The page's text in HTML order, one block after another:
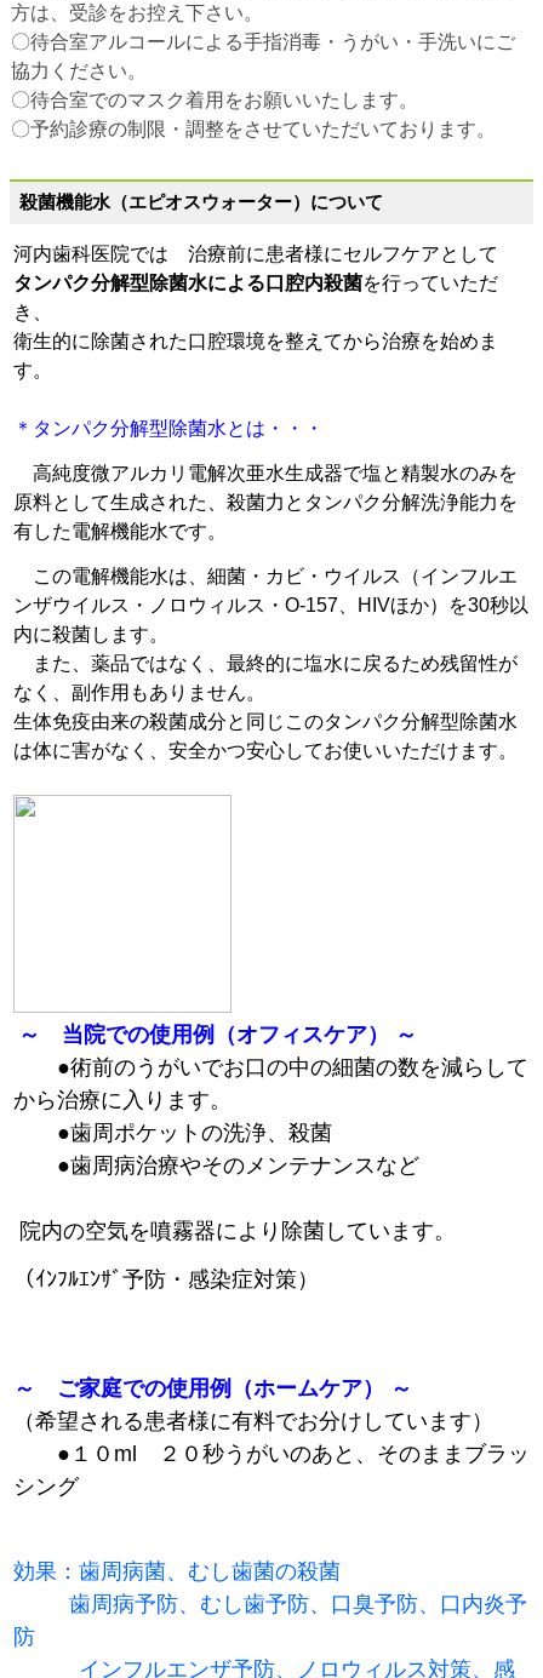
方は、受診をお控え下さい。
〇待合室アルコールによる手指消毒・うがい・手洗いにご
協力ください。
〇待合室でのマスク着用をお願いいたします。
〇予約診療の制限・調整をさせていただいております。
殺菌機能水（エピオスウォーター）について
河内歯科医院では 治療前に患者様にセルフケアとして
タンパク分解型除菌水による口腔内殺菌を行っていただ
き、
衛生的に除菌された口腔環境を整えてから治療を始めま
す。
＊タンパク分解型除菌水とは・・・
高純度微アルカリ電解次亜水生成器で塩と精製水のみを
原料として生成された、殺菌力とタンパク分解洗浄能力を
有した電解機能水です。
この電解機能水は、細菌・カビ・ウイルス（インフルエ
ンザウイルス・ノロウィルス・O‐157、HIVほか）を30秒以
内に殺菌します。
また、薬品ではなく、最終的に塩水に戻るため残留性が
なく、副作用もありません。
生体免疫由来の殺菌成分と同じこのタンパク分解型除菌水
は体に害がなく、安全かつ安心してお使いいただけます。
～ 当院での使用例（オフィスケア） ～
●術前のうがいでお口の中の細菌の数を減らして
から治療に入ります。
●歯周ポケットの洗浄、殺菌
●歯周病治療やそのメンテナンスなど
院内の空気を噴霧器により除菌しています。
（ｲﾝﾌﾙｴﾝｻﾞ予防・感染症対策）
～ ご家庭での使用例（ホームケア） ～
（希望される患者様に有料でお分けしています）
●１０ml ２０秒うがいのあと、そのままブラッ
シング
効果：歯周病菌、むし歯菌の殺菌
歯周病予防、むし歯予防、口臭予防、口内炎予
防
インフルエンザ予防、ノロウィルス対策、感